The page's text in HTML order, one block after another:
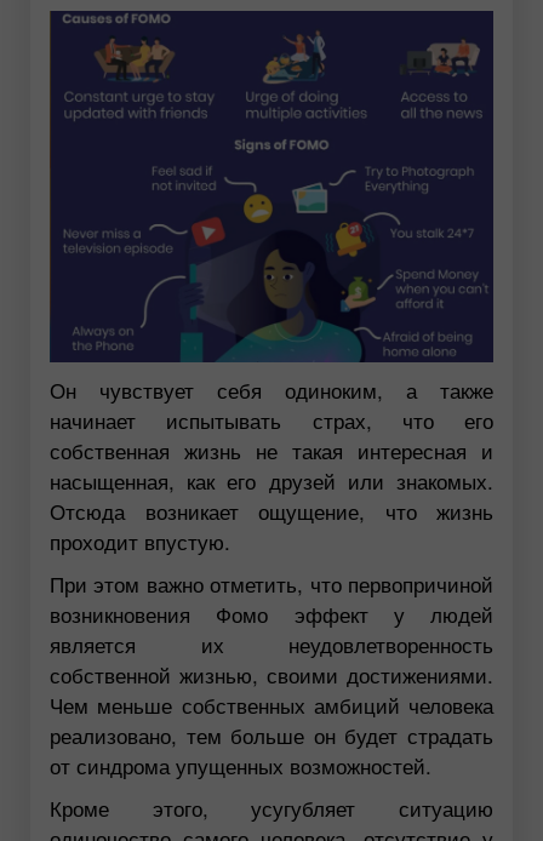
Он чувствует себя одиноким, а также
начинает испытывать страх, что его
собственная жизнь не такая интересная и
насыщенная, как его друзей или знакомых.
Отсюда возникает ощущение, что жизнь
проходит впустую.
При этом важно отметить, что первопричиной
возникновения Фомо эффект у людей
является их неудовлетворенность
собственной жизнью, своими достижениями.
Чем меньше собственных амбиций человека
реализовано, тем больше он будет страдать
от синдрома упущенных возможностей.
Кроме этого, усугубляет ситуацию